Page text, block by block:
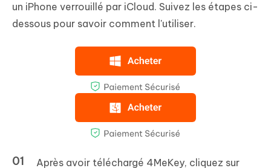
un iPhone verrouillé par iCloud. Suivez les étapes ci-
dessous pour savoir comment l'utiliser.
Après avoir téléchargé 4MeKey, cliquez sur